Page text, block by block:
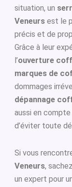
situation, un
Veneurs est le
précis et de
Grâce à leur
l’ouverture
marques de
dommages
dépannage
aussi en compte
d’éviter toute
Si vous
Veneurs,
un expert pour